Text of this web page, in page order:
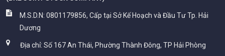
M.S.D.N: 0801179856, Cấp tại Sở Kế Hoạch và Đầu Tư Tp. Hải
Dương
Địa chỉ: Số 167 An Thái, Phường Thành Đông, TP Hải Phòng